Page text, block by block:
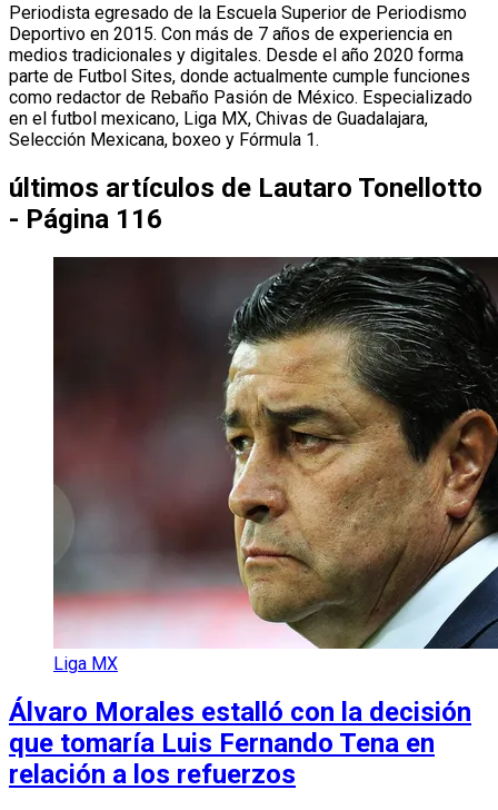
Periodista egresado de la Escuela Superior de Periodismo
Deportivo en 2015. Con más de 7 años de experiencia en
medios tradicionales y digitales. Desde el año 2020 forma
parte de Futbol Sites, donde actualmente cumple funciones
como redactor de Rebaño Pasión de México. Especializado
en el futbol mexicano, Liga MX, Chivas de Guadalajara,
Selección Mexicana, boxeo y Fórmula 1.
últimos artículos de Lautaro Tonellotto
- Página 116
Liga MX
Álvaro Morales estalló con la decisión
que tomaría Luis Fernando Tena en
relación a los refuerzos